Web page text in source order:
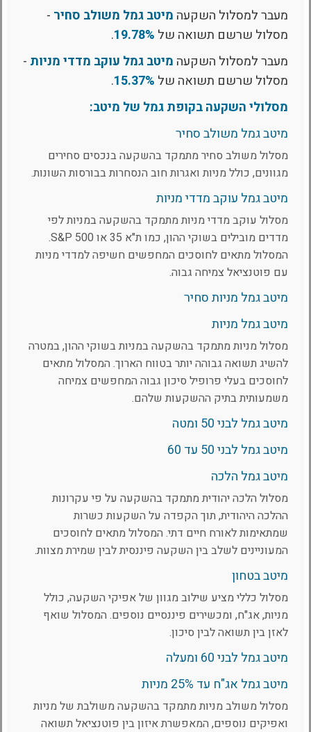
מעבר למסלול השקעה מיטב גמל משולב סחיר -
מסלול שרשם תשואה של 19.78%
.
מעבר למסלול השקעה מיטב גמל עוקב מדדי מניות -
מסלול שרשם תשואה של 15.37%
.
מסלולי השקעה בקופת גמל של מיטב:
מיטב גמל משולב סחיר
מסלול משולב סחיר מתמקד בהשקעה בנכסים סחירים
מגוונים, כולל מניות ואגרות חוב הנסחרות בבורסות השונות.
מיטב גמל עוקב מדדי מניות
מסלול עוקב מדדי מניות מתמקד בהשקעה במניות לפי
מדדים מובילים בשוקי ההון, כמו ת"א 35 או S&P 500.
המסלול מתאים לחוסכים המחפשים חשיפה למדדי מניות
עם פוטנציאל צמיחה גבוה.
מיטב גמל מניות סחיר
מיטב גמל מניות
מסלול מניות מתמקד בהשקעה במניות בשוקי ההון, במטרה
להשיג תשואה גבוהה יותר בטווח הארוך. המסלול מתאים
לחוסכים בעלי פרופיל סיכון גבוה המחפשים צמיחה
משמעותית בתיק ההשקעות שלהם.
מיטב גמל לבני 50 ומטה
מיטב גמל לבני 50 עד 60
מיטב גמל הלכה
מסלול הלכה יהודית מתמקד בהשקעה על פי עקרונות
ההלכה היהודית, תוך הקפדה על השקעות כשרות
שמתאימות לאורח חיים דתי. המסלול מתאים לחוסכים
המעוניינים לשלב בין השקעה פיננסית לבין שמירת מצוות.
מיטב בטחון
מסלול כללי מציע שילוב מגוון של אפיקי השקעה, כולל
מניות, אג"ח, ומכשירים פיננסיים נוספים. המסלול שואף
לאזן בין תשואה לבין סיכון.
מיטב גמל לבני 60 ומעלה
מיטב גמל אג"ח עד 25% מניות
מסלול משולב מניות מתמקד בהשקעה משולבת של מניות
ואפיקים נוספים, המאפשרת איזון בין פוטנציאל תשואה